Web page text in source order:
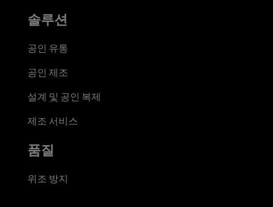
솔루션
공인 유통
공인 제조
설계 및 공인 복제
제조 서비스
품질
위조 방지